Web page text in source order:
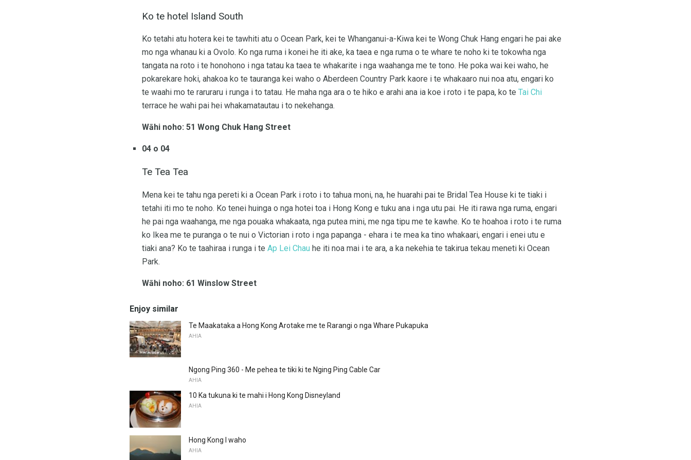
Ko te hotel Island South
Ko tetahi atu hotera kei te tawhiti atu o Ocean Park, kei te Whanganui-a-Kiwa kei te Wong Chuk Hang engari he pai ake
mo nga whanau ki a Ovolo. Ko nga ruma i konei he iti ake, ka taea e nga ruma o te whare te noho ki te tokowha nga
tangata na roto i te honohono i nga tatau ka taea te whakarite i nga waahanga me te tono. He poka wai kei waho, he
pokarekare hoki, ahakoa ko te tauranga kei waho o Aberdeen Country Park kaore i te whakaaro nui noa atu, engari ko
te waahi mo te raruraru i runga i to tatau. He maha nga ara o te hiko e arahi ana ia koe i roto i te papa, ko te Tai Chi
terrace he wahi pai hei whakamatautau i to nekehanga.
Wāhi noho: 51 Wong Chuk Hang Street
04 o 04
Te Tea Tea
Mena kei te tahu nga pereti ki a Ocean Park i roto i to tahua moni, na, he huarahi pai te Bridal Tea House ki te tiaki i
tetahi iti mo te noho. Ko tenei huinga o nga hotei toa i Hong Kong e tuku ana i nga utu pai. He iti rawa nga ruma, engari
he pai nga waahanga, me nga pouaka whakaata, nga putea mini, me nga tipu me te kawhe. Ko te hoahoa i roto i te ruma
ko Ikea me te puranga o te nui o Victorian i roto i nga papanga - ehara i te mea ka tino whakaari, engari i enei utu e
tiaki ana? Ko te taahiraa i runga i te Ap Lei Chau he iti noa mai i te ara, a ka nekehia te takirua tekau meneti ki Ocean
Park.
Wāhi noho: 61 Winslow Street
Enjoy similar
Te Maakataka a Hong Kong Arotake me te Rarangi o nga Whare Pukapuka
AHIA
Ngong Ping 360 - Me pehea te tiki ki te Nging Ping Cable Car
AHIA
10 Ka tukuna ki te mahi i Hong Kong Disneyland
AHIA
Hong Kong I waho
AHIA